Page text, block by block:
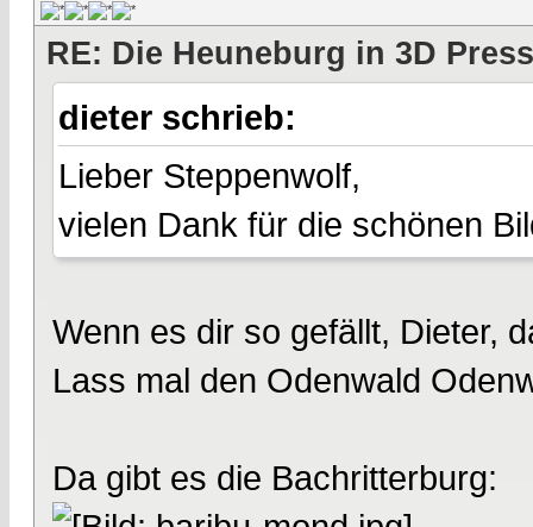
RE: Die Heuneburg in 3D
dieter schrieb:
Lieber Steppenwolf,
vielen Dank für die schönen
Wenn es dir so gefällt, Dieter,
Lass mal den Odenwald
Da gibt es die Bachritterburg: